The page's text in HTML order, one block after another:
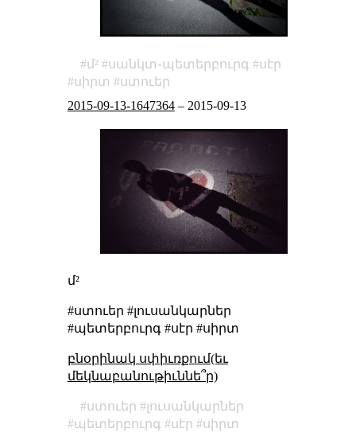
մ² սանկտ֊պետերբուրգ
սէր
սիրտ
ստուեր
2015-09-13-1647364– 2015-09-13
մ²
#ստուեր #լուսանկարներ
#պետերբուրգ #սէր #սիրտ
բնօրինակ սփիւռքում(եւ
մեկնաբանութիւննե՞ր)
ստուեր
լուսանկարներ
պետերբուրգ
սէր
սիրտ